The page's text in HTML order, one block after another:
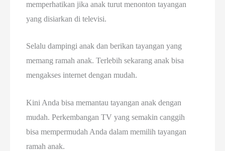
memperhatikan jika anak turut menonton tayangan
yang disiarkan di televisi.
Selalu dampingi anak dan berikan tayangan yang
memang ramah anak. Terlebih sekarang anak bisa
mengakses internet dengan mudah.
Kini Anda bisa memantau tayangan anak dengan
mudah. Perkembangan TV yang semakin canggih
bisa mempermudah Anda dalam memilih tayangan
ramah anak.